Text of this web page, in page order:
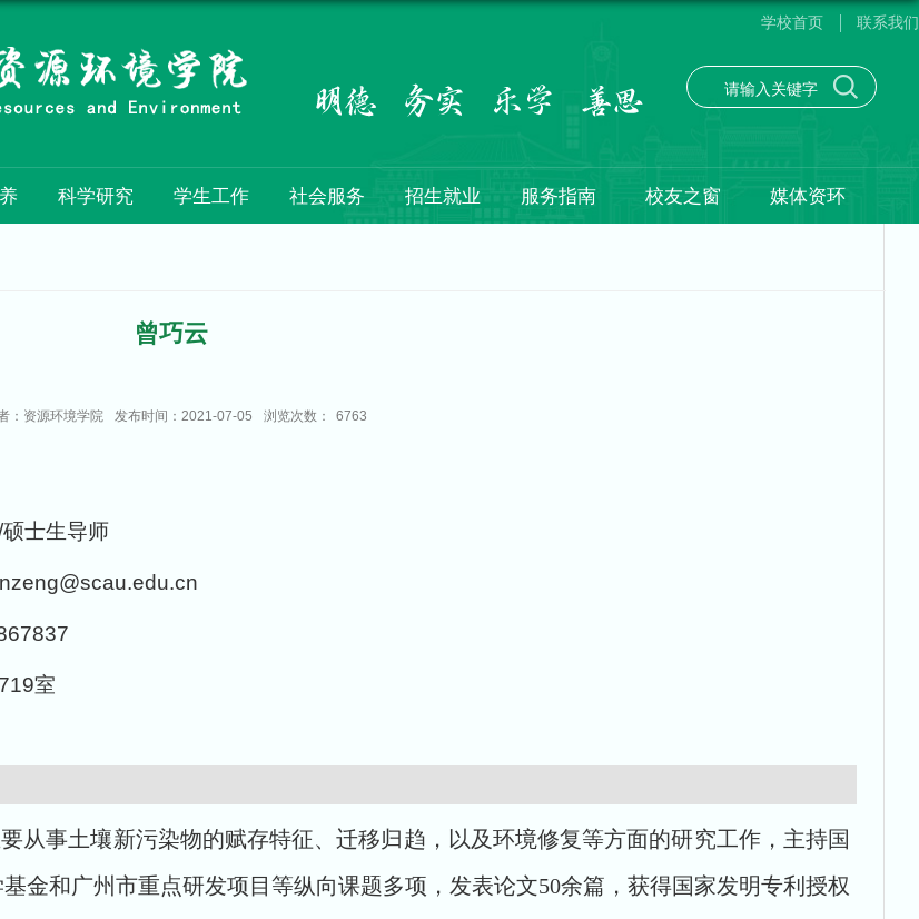
学校首页 联系我们
科学研究 学生工作 社会服务 招生就业 服务指南 校友之窗 媒体资环
曾巧云
：资源环境学院 发布时间：2021-07-05 浏览次数： 6763
士生导师
室
事土壤新污染物的赋存特征、迁移归趋，以及环境修复等方面的研究工作，主持国
金和广州市重点研发项目等纵向课题多项，发表论文50余篇，获得国家发明专利授权